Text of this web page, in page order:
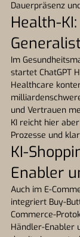
Dauerpräsenz
Health-
Im
startet ChatGPT
Healthcare
und Vertrauen
KI reicht hier
Prozesse und
KI-
Enabler
Auch im E-
integriert Buy-
Commerce-
Händler-Enabler